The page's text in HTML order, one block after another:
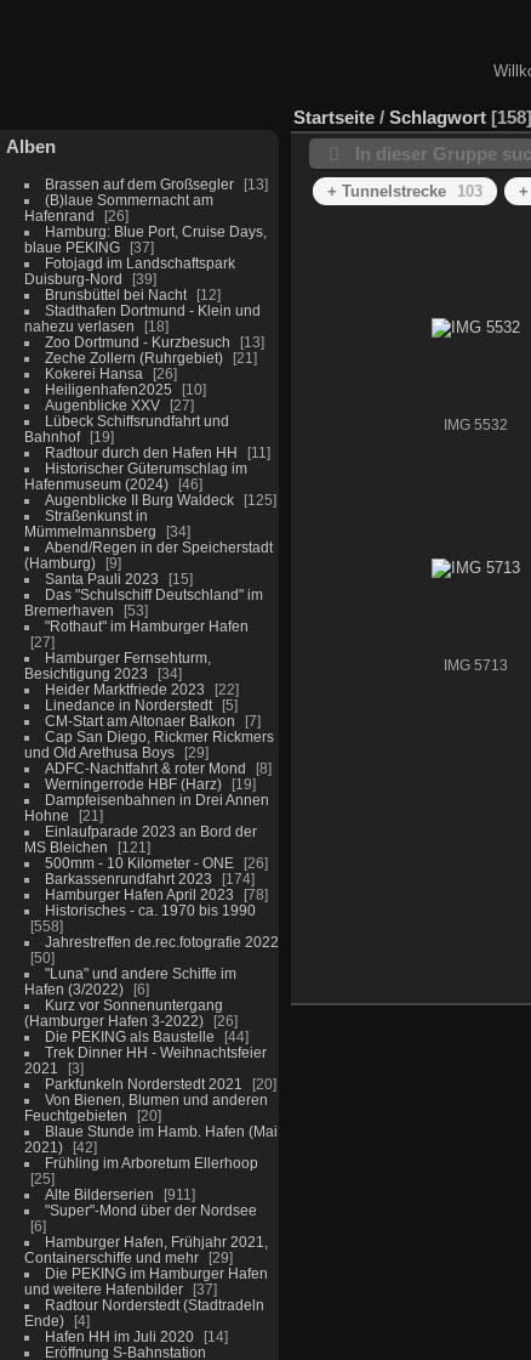
Alben
Brassen auf dem Großsegler
13
(B)laue Sommernacht am
Hafenrand
26
Hamburg: Blue Port, Cruise Days,
blaue PEKING
37
Fotojagd im Landschaftspark
Duisburg-Nord
39
Brunsbüttel bei Nacht
12
Stadthafen Dortmund - Klein und
nahezu verlasen
18
Zoo Dortmund - Kurzbesuch
13
Zeche Zollern (Ruhrgebiet)
21
Kokerei Hansa
26
Heiligenhafen2025
10
Augenblicke XXV
27
Lübeck Schiffsrundfahrt und
Bahnhof
19
Radtour durch den Hafen HH
11
Historischer Güterumschlag im
Hafenmuseum (2024)
46
Augenblicke II Burg Waldeck
125
Straßenkunst in
Mümmelmannsberg
34
Abend/Regen in der Speicherstadt
(Hamburg)
9
Santa Pauli 2023
15
Das "Schulschiff Deutschland" im
Bremerhaven
53
"Rothaut" im Hamburger Hafen
27
Hamburger Fernsehturm,
Besichtigung 2023
34
Heider Marktfriede 2023
22
Linedance in Norderstedt
5
CM-Start am Altonaer Balkon
7
Cap San Diego, Rickmer Rickmers
und Old Arethusa Boys
29
ADFC-Nachtfahrt & roter Mond
8
Werningerrode HBF (Harz)
19
Dampfeisenbahnen in Drei Annen
Hohne
21
Einlaufparade 2023 an Bord der
MS Bleichen
121
500mm - 10 Kilometer - ONE
26
Barkassenrundfahrt 2023
174
Hamburger Hafen April 2023
78
Historisches - ca. 1970 bis 1990
558
Jahrestreffen de.rec.fotografie 2022
50
"Luna" und andere Schiffe im
Hafen (3/2022)
6
Kurz vor Sonnenuntergang
(Hamburger Hafen 3-2022)
26
Die PEKING als Baustelle
44
Trek Dinner HH - Weihnachtsfeier
2021
3
Parkfunkeln Norderstedt 2021
20
Von Bienen, Blumen und anderen
Feuchtgebieten
20
Blaue Stunde im Hamb. Hafen (Mai
2021)
42
Frühling im Arboretum Ellerhoop
25
Alte Bilderserien
911
"Super"-Mond über der Nordsee
6
Hamburger Hafen, Frühjahr 2021,
Containerschiffe und mehr
29
Die PEKING im Hamburger Hafen
und weitere Hafenbilder
37
Radtour Norderstedt (Stadtradeln
Ende)
4
Hafen HH im Juli 2020
14
Eröffnung S-Bahnstation
Startseite / Schlagwort 158
In dieser Gruppe
+ Tunnelstrecke
103 +
IMG 5532
IMG 5713